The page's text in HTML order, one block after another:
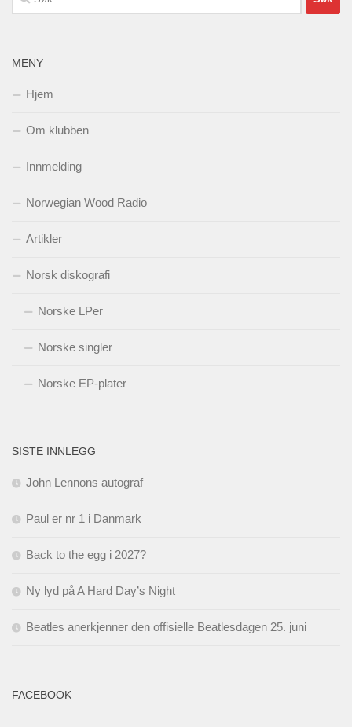
etter:
MENY
Hjem
Om klubben
Innmelding
Norwegian Wood Radio
Artikler
Norsk diskografi
Norske LPer
Norske singler
Norske EP-plater
SISTE INNLEGG
John Lennons autograf
Paul er nr 1 i Danmark
Back to the egg i 2027?
Ny lyd på A Hard Day’s Night
Beatles anerkjenner den offisielle Beatlesdagen 25. juni
FACEBOOK